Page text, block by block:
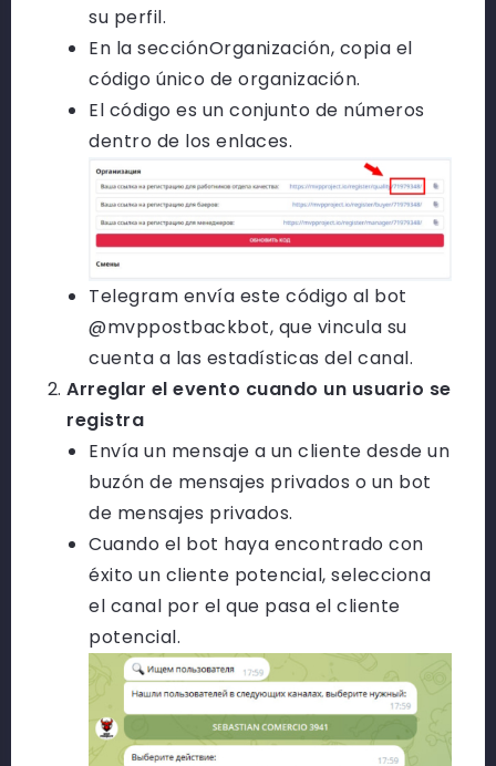
su perfil.
En la secciónOrganización, copia el
código único de organización.
El código es un conjunto de números
dentro de los enlaces.
Telegram envía este código al bot
@mvppostbackbot, que vincula su
cuenta a las estadísticas del canal.
Arreglar el evento cuando un usuario se
registra
Envía un mensaje a un cliente desde un
buzón de mensajes privados o un bot
de mensajes privados.
Cuando el bot haya encontrado con
éxito un cliente potencial, selecciona
el canal por el que pasa el cliente
potencial.